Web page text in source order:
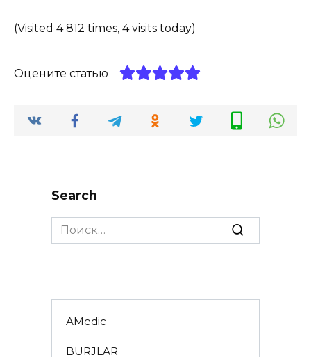
(Visited 4 812 times, 4 visits today)
Оцените статью
Search
Search
for:
AMedic
BURJLAR